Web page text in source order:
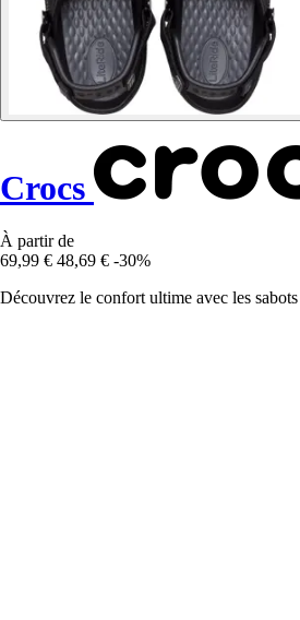
Crocs
À partir de
69,99 € 48,69 € -30%
Découvrez le confort ultime avec les